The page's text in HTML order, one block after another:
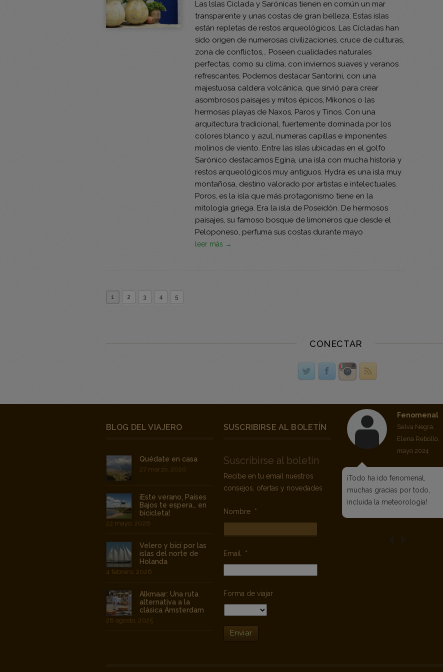
Las lslas Ciclada y Sarónicas tienen en común un mar
transparente y unas costas de gran belleza. Estas islas
están repletas de restos arqueológicos. Las Cícladas han
sido origen de numerosas civilizaciones, cruce de culturas,
zona de conflictos,.. Poseen cualidades naturales
perfectas, como su clima, con inviernos suaves y veranos
refrescantes. Podemos destacar Santorini, con una
majestuosa caldera volcánica, que sirvió para crear
asombrosos paisajes y mitos épicos, Mikonos o las
hermosas playas de Naxos, Paros y Tinos. Con una
arquitectura tradicional, fuertemente dominada por los
colores blanco y azul, numeras capillas e imponentes
molinos de viento. Entre las islas ubicadas en el golfo
Sarónico destacamos Egina, una isla con mucha historia y
restos arqueológicos muy antiguos. Hydra es una isla muy
montañosa, destino valorado por artistas e intelectuales.
Poros, es la isla que más protagonismo tiene en la
mitología griega. Era la isla de Poseidón. De hermosos
paisajes, su famoso bosque de limoneros que desde el
Peloponeso, perfuma sus costas durante mayo
leer más →
1 2 3 4 5
CONECTAR
BLOG DEL VIAJERO
Quédate en casa
27 marzo, 2020
¡Este verano, Países
Bajos te espera… en
bicicleta!
22 mayo, 2026
Velero y bici por las
islas del norte de
Holanda
4 febrero, 2026
Alkmaar: Una ruta
alternativa a la
clásica Ámsterdam
28 agosto, 2025
SUSCRIBIRSE AL BOLETÍN
Suscribirse al boletín
Recibe en tu email nuestros
consejos, ofertas y novedades
Nombre *
Email *
Forma de viajar
Enviar
Fenomenal
Selva Negra,
Elena Rebollo,
mayo 2024
¡Todo ha ido fenomenal,
muchas gracias por todo,
incluida la meteorología!